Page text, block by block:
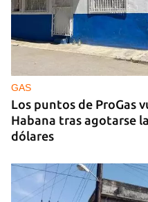
GAS
Los puntos de ProGas
Habana tras agotarse
dólares